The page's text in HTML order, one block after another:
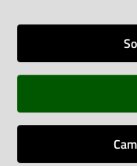
Fatturazione
Richiesta Patrocinio
Dichiarazione di